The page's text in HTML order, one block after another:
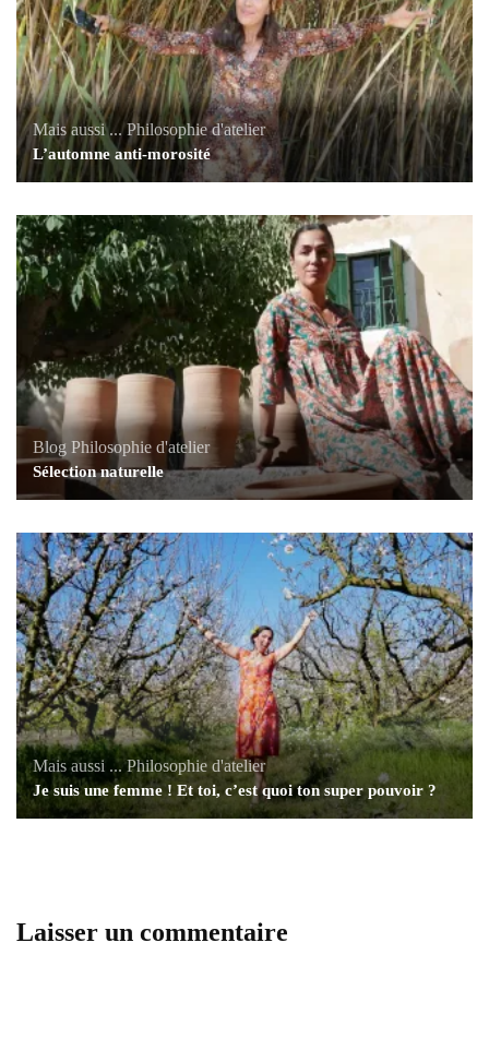
Mais aussi ... Philosophie d'atelier
L’automne anti-morosité
Blog Philosophie d'atelier
Sélection naturelle
Mais aussi ... Philosophie d'atelier
Je suis une femme ! Et toi, c’est quoi ton super pouvoir ?
Laisser un commentaire